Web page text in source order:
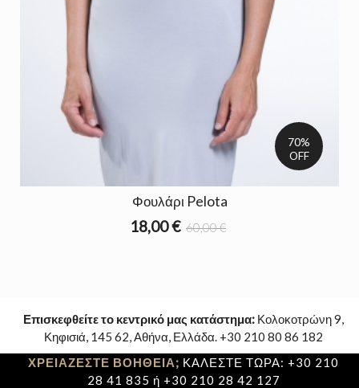
70%
OFF
Φουλάρι Pelota
18,00 € 60,00 €
Επισκεφθείτε το κεντρικό μας κατάστημα: Κολοκοτρώνη 9,
Κηφισιά, 145 62, Αθήνα, Ελλάδα. +30 210 80 86 182
ΧΡΕΙΑΖΕΣΤΕ ΒΟΗΘΕΙΑ; ΚΑΛΕΣΤΕ ΤΩΡΑ: +30 210
28 41 835 ή +30 210 28 42 127